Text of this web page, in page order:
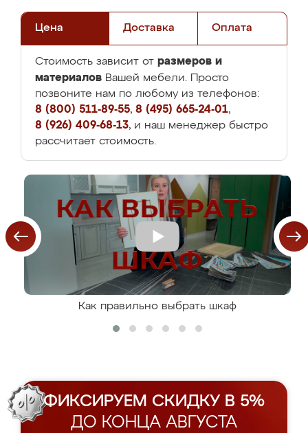
Цена Доставка Оплата
Стоимость зависит от размеров и
материалов Вашей мебели. Просто
позвоните нам по любому из телефонов:
8 (800) 511-89-55, 8 (495) 665-24-01,
8 (926) 409-68-13, и наш менеджер быстро
рассчитает стоимость.
Как правильно выбрать шкаф
ФИКСИРУЕМ СКИДКУ В 5%
ДО КОНЦА АВГУСТА